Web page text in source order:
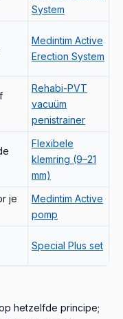
System
Medintim Active
Erection System
Rehabi-PVT
vacuüm
penistrainer
Flexibele
klemring (9–21
mm)
je
Medintim Active
pomp
Special Plus set
hetzelfde principe;